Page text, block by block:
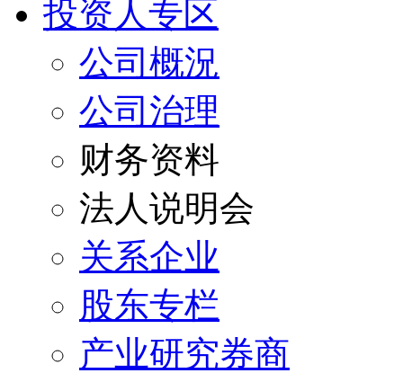
投资人专区
公司概況
公司治理
财务资料
法人说明会
关系企业
股东专栏
产业研究券商